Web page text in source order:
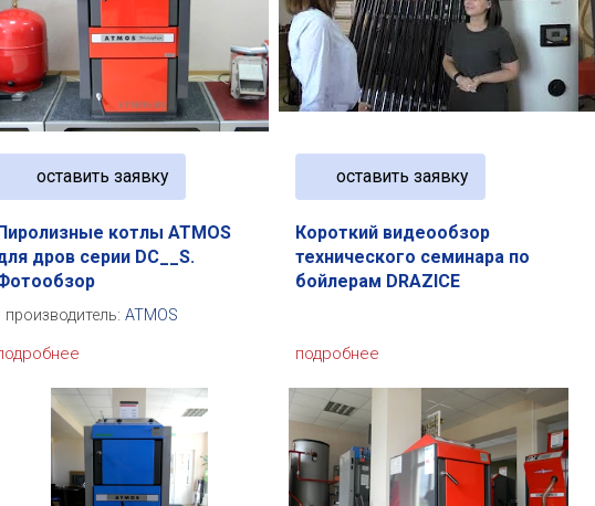
котлы ATMOS
дров серии DC__S.
производитель:ATMOS
оставить заявку
Короткий видеообзор
технического семинара по
бойлерам DRAZICE
подробнее
оставить заявку